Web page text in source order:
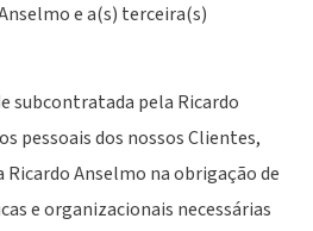
e a(s) terceira(s)
subcontratada pela Ricardo
pessoais dos nossos Clientes,
Anselmo na obrigação de
e organizacionais necessárias